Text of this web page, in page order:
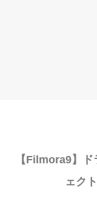
【Filmora9】
ェク